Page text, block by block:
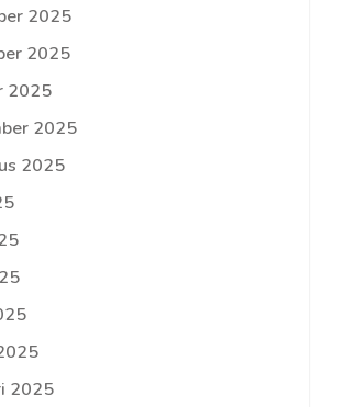
2025
2025
2025
2025
2025
2025